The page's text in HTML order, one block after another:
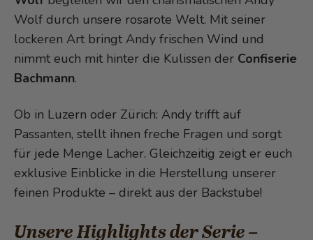
Wolf durch unsere rosarote Welt. Mit seiner
lockeren Art bringt Andy frischen Wind und
nimmt euch mit hinter die Kulissen der Confiserie
Bachmann.
Ob in Luzern oder Zürich: Andy trifft auf
Passanten, stellt ihnen freche Fragen und sorgt
für jede Menge Lacher. Gleichzeitig zeigt er euch
exklusive Einblicke in die Herstellung unserer
feinen Produkte – direkt aus der Backstube!
Unsere Highlights der Serie –